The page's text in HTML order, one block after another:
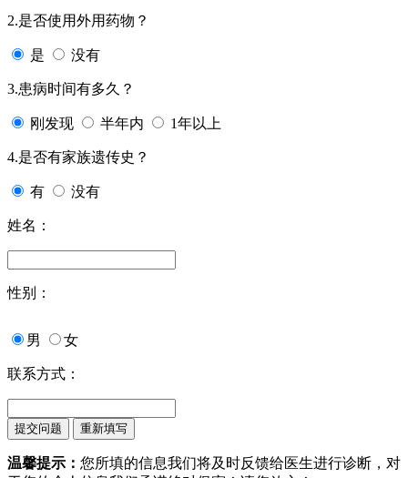
2.是否使用外用药物？
是 没有
3.患病时间有多久？
刚发现 半年内 1年以上
4.是否有家族遗传史？
有 没有
姓名：
性别：
男 女
联系方式：
温馨提示： 您所填的信息我们将及时反馈给医生进行诊断，对